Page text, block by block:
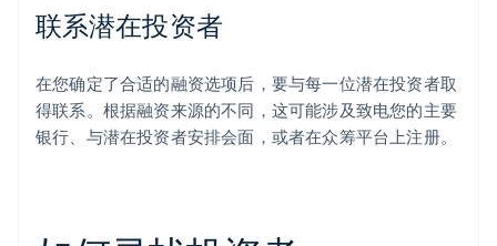
联系潜在投资者
在您确定了合适的融资选项后，要与每一位潜在投资者取
得联系。根据融资来源的不同，这可能涉及致电您的主要
银行、与潜在投资者安排会面，或者在众筹平台上注册。